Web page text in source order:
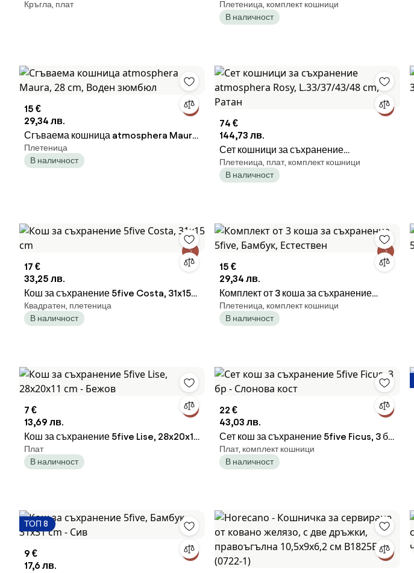
ф20xh12см (AS-02W)
Кръгла, плат
atmosphera Kilian, В.25/31/41 cm, 3 бр
Плетеница, комплект кошници
В наличност
15 €
29,34 лв.
Сгъваема кошница atmosphera Maura,
28 cm, Воден зюмбюл
Плетеница
В наличност
74 €
144,73 лв.
Сет кошници за съхранение
atmosphera Rosy, L.33/37/43/48 cm,
Ратан
Плетеница, плат, комплект кошници
В наличност
17 €
33,25 лв.
Кош за съхранение 5five Costa, 31x15
cm
Квадратен, плетеница
В наличност
15 €
29,34 лв.
Комплект от 3 коша за съхранение
5five, Бамбук, Естествен
Плетеница, комплект кошници
В наличност
7 €
13,69 лв.
Кош за съхранение 5five Lise, 28x20x11
cm - Бежов
Плат
В наличност
22 €
43,03 лв.
Сет кош за съхранение 5five Ficus, 3 бр
- Слонова кост
Плат, комплект кошници
В наличност
ТОП 8
9 €
17,6 лв.